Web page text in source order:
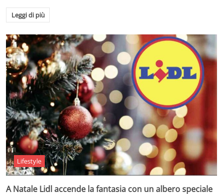
Leggi di più
Lifestyle
A Natale Lidl accende la fantasia con un albero speciale